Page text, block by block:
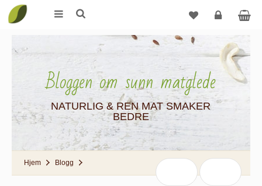
Logg
Bloggen om sunn matglede
NATURLIG & REN MAT SMAKER
BEDRE
Hjem Blogg